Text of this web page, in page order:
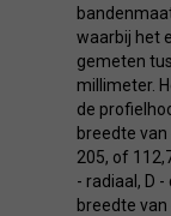
waarbij het
gemeten
millimeter.
de
breedte van
205, of
- radiaal, D
breedte